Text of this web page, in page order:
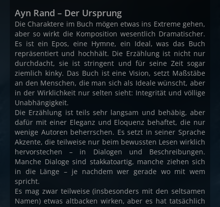
Ayn Rand – Der Ursprung
Die Charaktere im Buch mögen etwas ins Extreme gehen,
aber so wirkt die Komposition wesentlich Dramatischer.
Es ist ein Epos, eine Hymne, ein Ideal, was das Buch
repräsentiert und hochhält. Die Erzählung ist nicht nur
durchdacht, sie ist stringent und für seine Zeit sogar
ziemlich kinky. Das Buch ist eine Vision, setzt Maßstäbe
an den Menschen, die man sich als Ideale wünscht, aber
in der Wirklichkeit nur selten sieht: Integrität und völlige
Unabhängigkeit.
Die Erzählung ist teils sehr langsam und behäbig, aber
dafür mit einer Eleganz und Eloquenz behaftet, die nur
wenige Autoren beherrschen. Es setzt in seiner Sprache
Akzente, die teilweise nur beim bewussten Lesen wirklich
hervorstechen – in Dialogen und Beschreibungen.
Manche Dialoge sind stakkatoartig, manche ziehen sich
in die Länge – je nachdem wer gerade wo mit wem
spricht.
Es mag zwar teilweise (insbesonders mit den seltsamen
Namen) etwas altbacken wirken, aber es hat tatsächlich